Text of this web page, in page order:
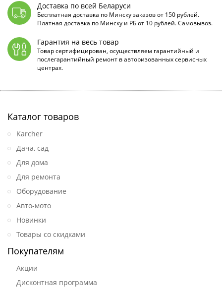
Доставка по всей Беларуси
Бесплатная доставка по Минску заказов от 150 рублей.
Платная доставка по Минску и РБ от 10 рублей. Самовывоз.
Гарантия на весь товар
Товар сертифицирован, осуществляем гарантийный и
послегарантийный ремонт в авторизованных сервисных
центрах.
Каталог товаров
Karcher
Дача, сад
Для дома
Для ремонта
Оборудование
Авто-мото
Новинки
Товары со скидками
Покупателям
Акции
Дисконтная программа